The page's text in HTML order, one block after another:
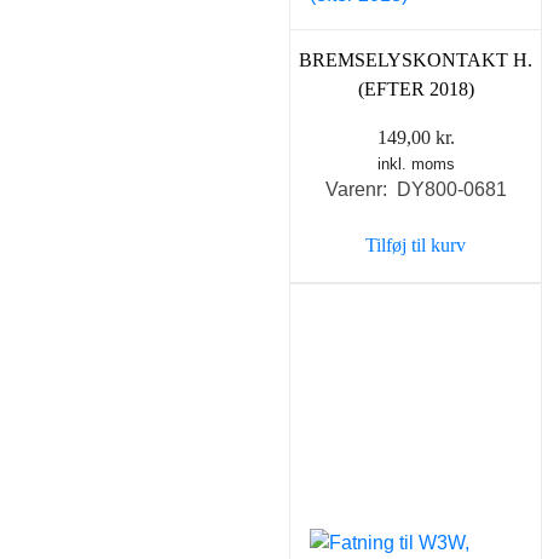
BREMSELYSKONTAKT H.
(EFTER 2018)
149,00 kr.
inkl. moms
Varenr: DY800-0681
Tilføj til kurv